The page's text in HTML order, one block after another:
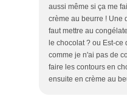
aussi même si ça me
crème au beurre ! Une
faut mettre au
le chocolat ? ou Est-ce
comme je n'ai pas de
faire les contours en
ensuite en crème au